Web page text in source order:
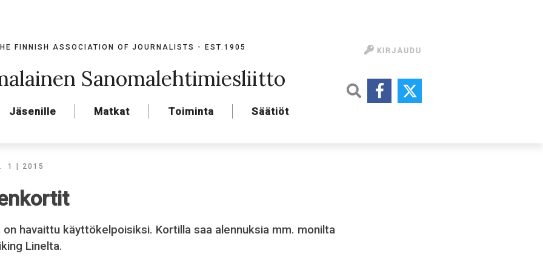
FINNISH ASSOCIATION OF JOURNALISTS - EST.1905
Sanomalehtimiesliitto
Jäsenille Matkat Toiminta Säätiöt
KIRJAUDU
1 | 2015
havaittu käyttökelpoisiksi. Kortilla saa alennuksia mm. monilta
Linelta.